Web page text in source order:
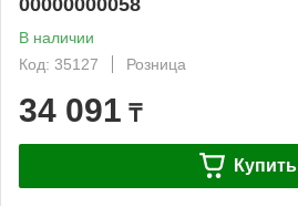
В наличии
Код: 35127
Розница
34 091 ₸
Купить